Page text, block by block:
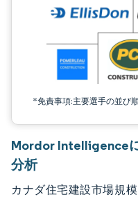
*免責事項:主要選手の並び
Mordor Intelligence
分析
カナダ住宅建設市場規模